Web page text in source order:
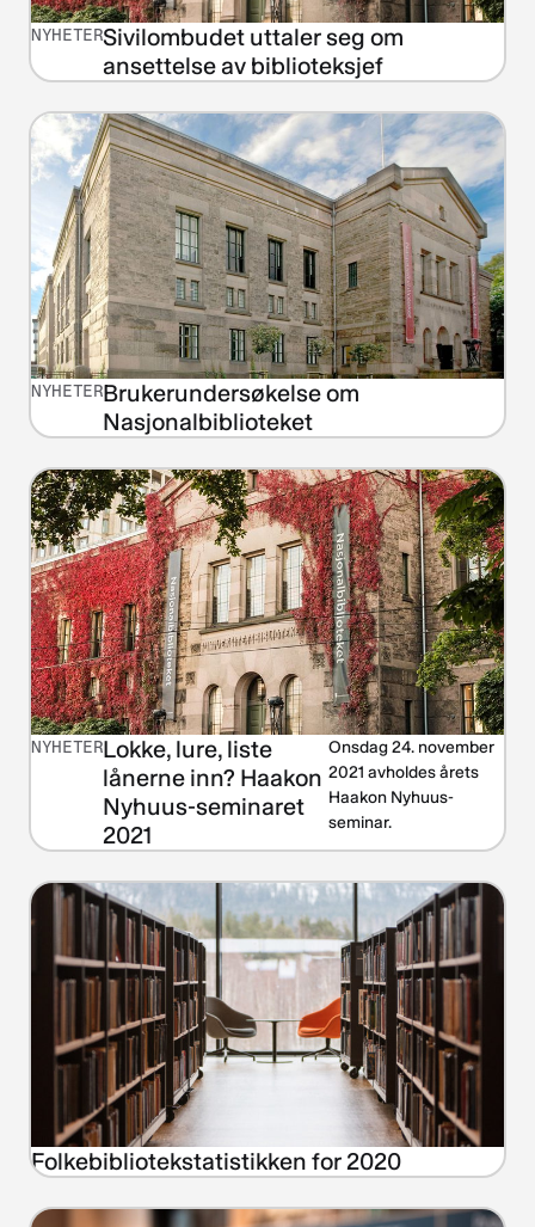
NYHETERSivilombudet uttaler seg om
ansettelse av biblioteksjef
NYHETERBrukerundersøkelse om
Nasjonalbiblioteket
NYHETERLokke, lure, liste
lånerne inn? Haakon
Nyhuus-seminaret
2021
Onsdag 24. november
2021 avholdes årets
Haakon Nyhuus-
seminar.
Folkebibliotekstatistikken for 2020